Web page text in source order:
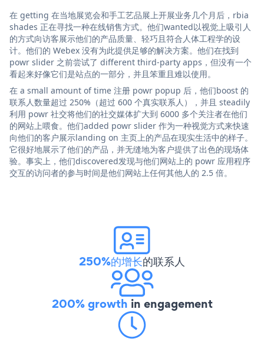
在 getting 在当地展览会和手工艺品展上开展业务几个月后，rbia
shades 正在寻找一种在线销售方式。他们wanted以视觉上吸引人
的方式向访客展示他们的产品质量、轻巧且符合人体工程学的设
计。他们的 Webex 没有为此提供足够的解决方案。他们在找到
powr slider 之前尝试了 different third-party apps，但没有一个
看起来好像它们是站点的一部分，并且笨重且难以使用。
在 a small amount of time 注册 powr popup 后，他们boost 的
联系人数量超过 250%（超过 600 个真实联系人），并且 steadily
利用 powr 社交将他们的社交媒体扩大到 6000 多个关注者在他们
的网站上喂食。他们added powr slider 作为一种视觉方式来快速
向他们的客户展示landing on 主页上的产品在现实生活中的样子。
它很好地展示了他们的产品，并无缝地为客户提供了出色的现场体
验。事实上，他们discovered发现与他们网站上的 powr 应用程序
交互的访问者的参与时间是他们网站上任何其他人的 2.5 倍。
250%的增长的联系人
200% growth in engagement